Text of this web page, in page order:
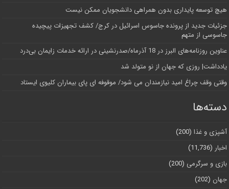
هیچ توسعه پایداری بدون همراهی دانشجویان ممکن نیست
جزئیات جدید از پرونده جاسوس اسرائیل در کرج/‌ کشف تجهیزات پیچیده
جاسوسی از متهم
عناوین روزنامه‌های البرز در ‌18 آذرماه/صدرنشینی در ارائه خدمات زایمان بی‌درد
یادداشت| روزی که جهان از نو متولد شد
وقتی وقف چراغ امید نیازمندان می شود/ موقوفه ای پای بیماران کلیوی ایستاد
دسته‌ها
آشپزی و غذا (200)
اخبار (11,736)
بازی و سرگرمی (200)
جهان (202)